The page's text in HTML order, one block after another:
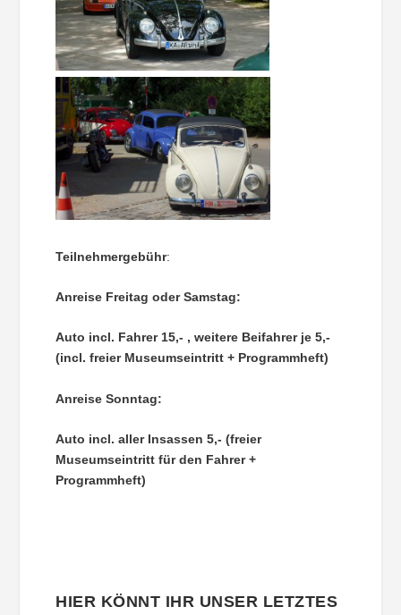
Teilnehmergebühr:
Anreise Freitag oder Samstag:
Auto incl. Fahrer 15,- , weitere Beifahrer je 5,-
(incl. freier Museumseintritt + Programmheft)
Anreise Sonntag:
Auto incl. aller Insassen 5,- (freier
Museumseintritt für den Fahrer +
Programmheft)
HIER KÖNNT IHR UNSER LETZTES